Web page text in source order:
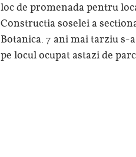
loc de promenada pentru
Constructia soselei a
Botanica. 7 ani mai tarziu
pe locul ocupat astazi de